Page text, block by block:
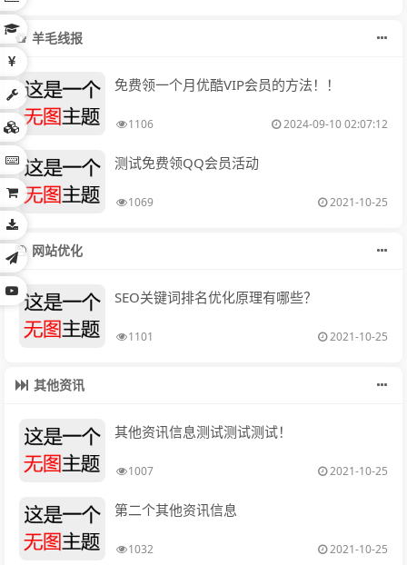
羊毛线报
免费领一个月优酷VIP会员的方法！！
1106 2024-09-10 02:07:12
测试免费领QQ会员活动
1069 2021-10-25
网站优化
SEO关键词排名优化原理有哪些？
1101 2021-10-25
其他资讯
其他资讯信息测试测试测试！
1007 2021-10-25
第二个其他资讯信息
1032 2021-10-25